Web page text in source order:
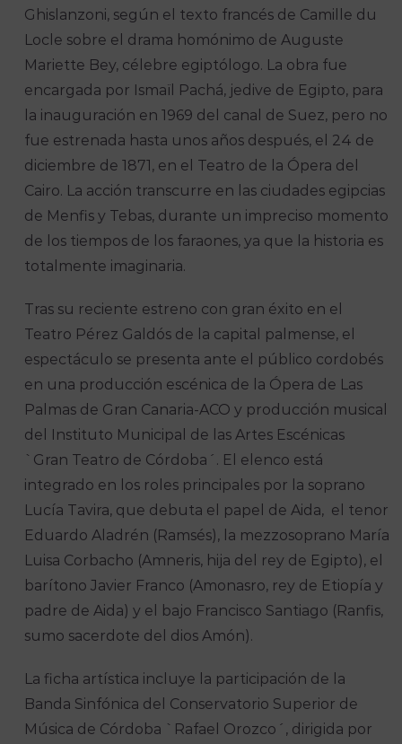
Ghislanzoni, según el texto francés de Camille du
Locle sobre el drama homónimo de Auguste
Mariette Bey, célebre egiptólogo. La obra fue
encargada por Ismaïl Pachá, jedive de Egipto, para
la inauguración en 1969 del canal de Suez, pero no
fue estrenada hasta unos años después, el 24 de
diciembre de 1871, en el Teatro de la Ópera del
Cairo. La acción transcurre en las ciudades egipcias
de Menfis y Tebas, durante un impreciso momento
de los tiempos de los faraones, ya que la historia es
totalmente imaginaria.
Tras su reciente estreno con gran éxito en el
Teatro Pérez Galdós de la capital palmense, el
espectáculo se presenta ante el público cordobés
en una producción escénica de la Ópera de Las
Palmas de Gran Canaria-ACO y producción musical
del Instituto Municipal de las Artes Escénicas
`Gran Teatro de Córdoba´. El elenco está
integrado en los roles principales por la soprano
Lucía Tavira, que debuta el papel de Aida, el tenor
Eduardo Aladrén (Ramsés), la mezzosoprano María
Luisa Corbacho (Amneris, hija del rey de Egipto), el
barítono Javier Franco (Amonasro, rey de Etiopía y
padre de Aida) y el bajo Francisco Santiago (Ranfis,
sumo sacerdote del dios Amón).
La ficha artística incluye la participación de la
Banda Sinfónica del Conservatorio Superior de
Música de Córdoba `Rafael Orozco´, dirigida por